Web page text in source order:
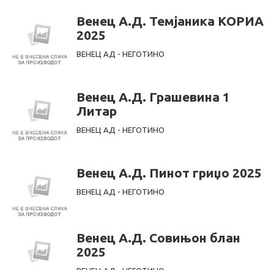
Венец А.Д. Темјаника КОРИА
2025
ВЕНЕЦ АД - НЕГОТИНО
Венец А.Д. Грашевина 1
Литар
ВЕНЕЦ АД - НЕГОТИНО
Венец А.Д. Пинот гриџо 2025
ВЕНЕЦ АД - НЕГОТИНО
Венец А.Д. Совињон блан
2025